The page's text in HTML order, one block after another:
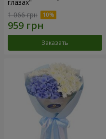
глазах"
1 066 грн
Заказать